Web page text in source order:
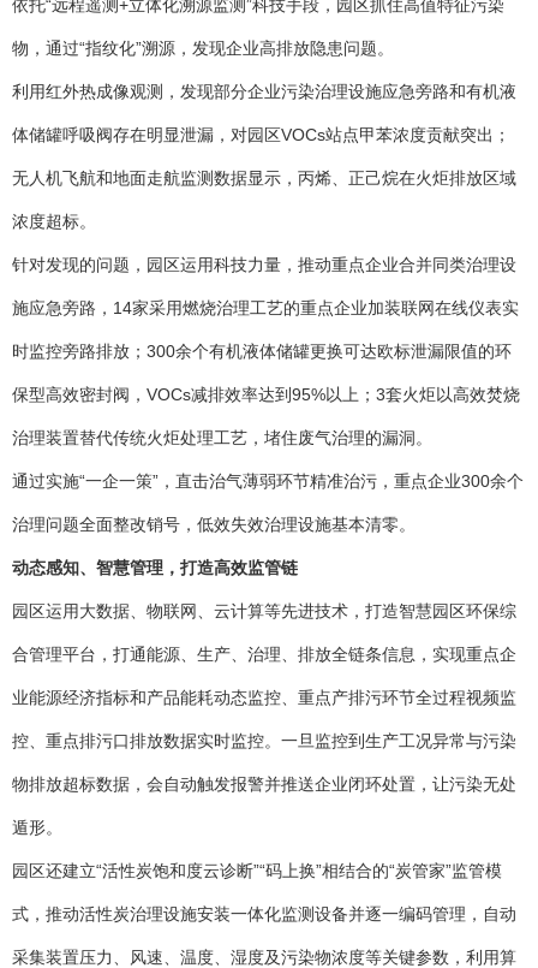
依托“远程遥测+立体化溯源监测”科技手段，园区抓住高值特征污染
物，通过“指纹化”溯源，发现企业高排放隐患问题。
利用红外热成像观测，发现部分企业污染治理设施应急旁路和有机液
体储罐呼吸阀存在明显泄漏，对园区VOCs站点甲苯浓度贡献突出；
无人机飞航和地面走航监测数据显示，丙烯、正己烷在火炬排放区域
浓度超标。
针对发现的问题，园区运用科技力量，推动重点企业合并同类治理设
施应急旁路，14家采用燃烧治理工艺的重点企业加装联网在线仪表实
时监控旁路排放；300余个有机液体储罐更换可达欧标泄漏限值的环
保型高效密封阀，VOCs减排效率达到95%以上；3套火炬以高效焚烧
治理装置替代传统火炬处理工艺，堵住废气治理的漏洞。
通过实施“一企一策”，直击治气薄弱环节精准治污，重点企业300余个
治理问题全面整改销号，低效失效治理设施基本清零。
动态感知、智慧管理，打造高效监管链
园区运用大数据、物联网、云计算等先进技术，打造智慧园区环保综
合管理平台，打通能源、生产、治理、排放全链条信息，实现重点企
业能源经济指标和产品能耗动态监控、重点产排污环节全过程视频监
控、重点排污口排放数据实时监控。一旦监控到生产工况异常与污染
物排放超标数据，会自动触发报警并推送企业闭环处置，让污染无处
遁形。
园区还建立“活性炭饱和度云诊断”“码上换”相结合的“炭管家”监管模
式，推动活性炭治理设施安装一体化监测设备并逐一编码管理，自动
采集装置压力、风速、温度、湿度及污染物浓度等关键参数，利用算